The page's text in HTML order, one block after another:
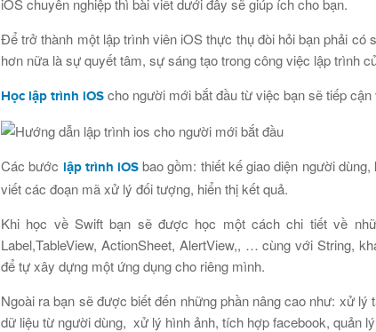
iOS chuyên nghiệp thì bài viết dưới đây sẽ giúp ích cho bạn.
Để trở thành một lập trình viên iOS thực thụ đòi hỏi bạn phải
hơn nữa là sự quyết tâm, sự sáng tạo trong công việc lập trình
Học lập trình iOS cho người mới bắt đầu từ việc bạn sẽ tiếp
Các bước lập trình iOS bao gồm: thiết kế giao diện người
viết các đoạn mã xử lý đối tượng, hiển thị kết quả.
Khi học về Swift bạn sẽ được học một cách chi tiết về
Label,TableView, ActionSheet, AlertView,, … cùng với String,
để tự xây dựng một ứng dụng cho riêng mình.
Ngoài ra bạn sẽ được biết đến những phần nâng cao như: xử
dữ liệu từ người dùng, xử lý hình ảnh, tích hợp facebook, quản